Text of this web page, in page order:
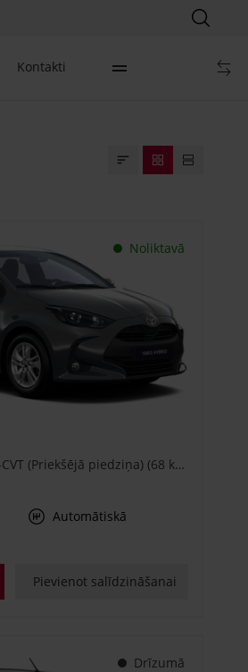
Kontakti
Noliktavā
Active 1.5 Hybrid 115 e-CVT (Priekšējā piedziņa) (68 kW)
Automātiskā
Pievienot salīdzināšanai
Drīzumā